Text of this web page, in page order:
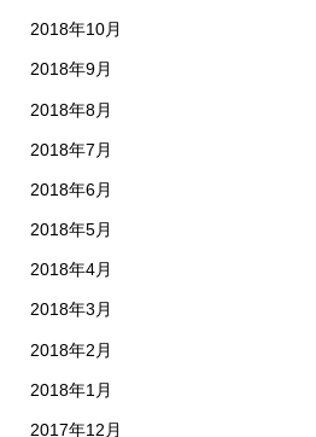
2018年10月
2018年9月
2018年8月
2018年7月
2018年6月
2018年5月
2018年4月
2018年3月
2018年2月
2018年1月
2017年12月